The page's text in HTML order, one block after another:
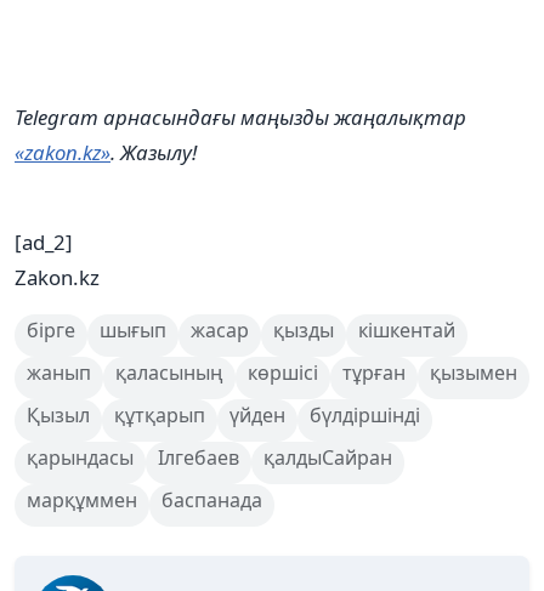
Telegram арнасындағы маңызды жаңалықтар
«zakon.kz». Жазылу!
[ad_2]
Zakon.kz
бірге шығып жасар қызды
кішкентай
жанып
қаласының көршісі тұрған
қызымен
Қызыл
құтқарып үйден
бүлдіршінді
қарындасы
Ілгебаев
қалдыСайран
марқұммен
баспанада